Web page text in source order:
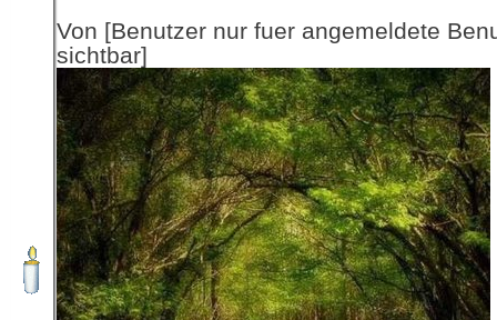
Von [Benutzer nur fuer angemeldete
sichtbar]